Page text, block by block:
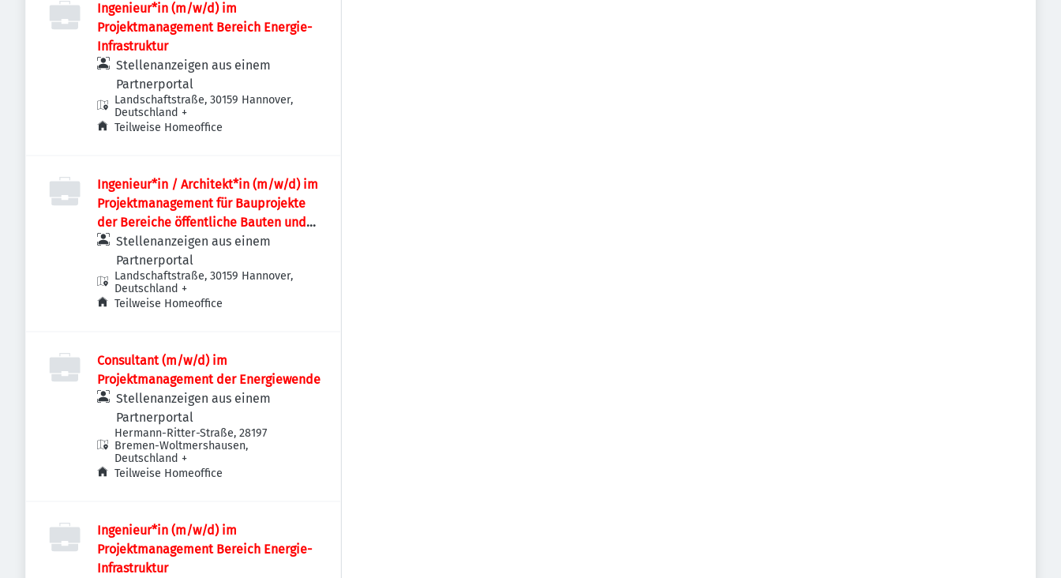
Ingenieur*in (m/w/d) im
Projektmanagement Bereich Energie-
Infrastruktur
Stellenanzeigen aus einem
Partnerportal
Landschaftstraße, 30159 Hannover,
Deutschland +
Teilweise Homeoffice
Ingenieur*in / Architekt*in (m/w/d) im
Projektmanagement für Bauprojekte
der Bereiche öffentliche Bauten und
Industriebauten / Infrastruktur
Stellenanzeigen aus einem
Partnerportal
Landschaftstraße, 30159 Hannover,
Deutschland +
Teilweise Homeoffice
Consultant (m/w/d) im
Projektmanagement der Energiewende
Stellenanzeigen aus einem
Partnerportal
Hermann-Ritter-Straße, 28197
Bremen-Woltmershausen,
Deutschland +
Teilweise Homeoffice
Ingenieur*in (m/w/d) im
Projektmanagement Bereich Energie-
Infrastruktur